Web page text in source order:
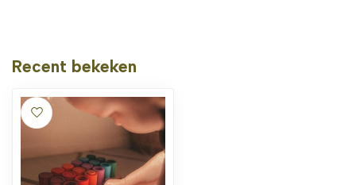
Recent bekeken